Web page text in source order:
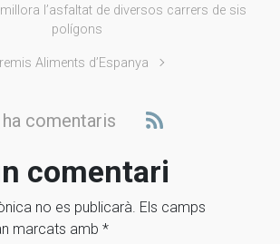
millora l’asfaltat de diversos carrers de sis
polígons
Aliments d’Espanya
comentaris
comentari
no es publicarà. Els camps
marcats amb *